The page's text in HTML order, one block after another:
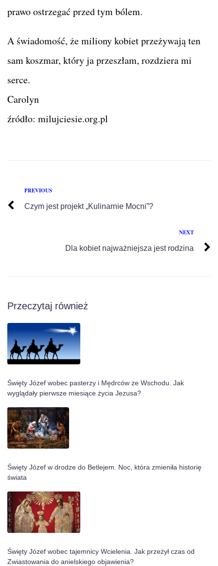
prawo ostrzegać przed tym bólem.
A świadomość, że miliony kobiet przeżywają ten
sam koszmar, który ja przeszłam, rozdziera mi
serce.
Carolyn
źródło: milujciesie.org.pl
PREVIOUS
Czym jest projekt „Kulinarnie Mocni”?
NEXT
Dla kobiet najważniejsza jest rodzina
Przeczytaj również
Święty Józef wobec pasterzy i Mędrców ze Wschodu. Jak
wyglądały pierwsze miesiące życia Jezusa?
Święty Józef w drodze do Betlejem. Noc, która zmieniła historię
świata
Święty Józef wobec tajemnicy Wcielenia. Jak przeżył czas od
Zwiastowania do anielskiego objawienia?